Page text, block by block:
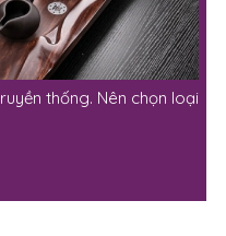
thống. Nên chọn loại